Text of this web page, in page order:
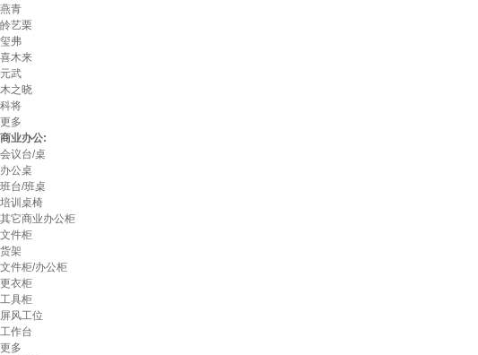
燕青
皊艺栗
玺弗
喜木来
元武
木之晓
科将
更多
商业办公:
会议台/桌
办公桌
班台/班桌
培训桌椅
其它商业办公柜
文件柜
货架
文件柜/办公柜
更衣柜
工具柜
屏风工位
工作台
更多